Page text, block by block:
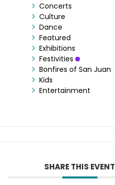
Concerts
Culture
Dance
Featured
Exhibitions
Festivities
Bonfires of San Juan
Kids
Entertainment
SHARE THIS EVENT